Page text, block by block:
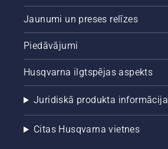
Jaunumi un preses relīzes
Piedāvājumi
Husqvarna ilgtspējas aspekts
Juridiskā produkta informācija
Citas Husqvarna vietnes